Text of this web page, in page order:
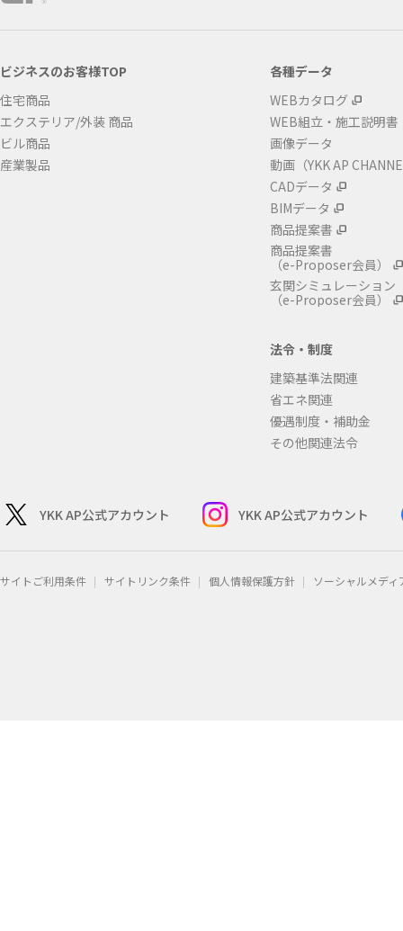
ビジネスのお客様TOP
住宅商品
エクステリア/外装 商品
ビル商品
産業製品
各種データ
WEBカタログ
WEB組立・施工説明書
画像データ
動画（YKK AP
CADデータ
BIMデータ
商品提案書
商品提案書
（e-Proposer会員）
玄関シミュレーション
（e-Proposer会員）
法令・制度
建築基準法関連
省エネ関連
優遇制度・補助金
その他関連法令
YKK AP公式アカウント YKK AP公式アカウント
サイトご利用条件 サイトリンク条件 個人情報保護方針 ソーシャルメデ